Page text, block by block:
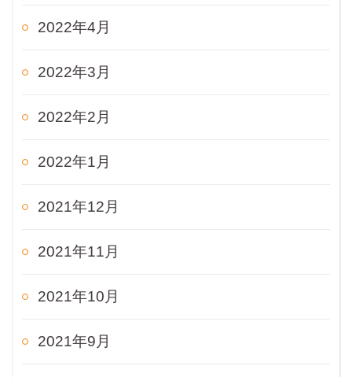
2022年4月
2022年3月
2022年2月
2022年1月
2021年12月
2021年11月
2021年10月
2021年9月